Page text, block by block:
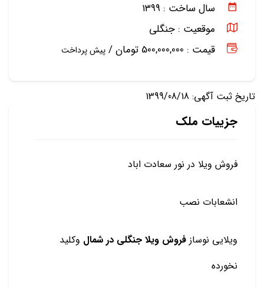
سال ساخت : ۱۳۹۹
موقعیت : جنگلی
قیمت : 500,000,000 تومان /
پیش پرداخت
تاریخ ثبت آگهی: 1399/08/18
جزییات ملک
فروش ویلا در نور سعادت اباد
انشعابات نصب
ویلایی نوساز فروش ویلا جنگلی در شمال و‌کلید
نخورده